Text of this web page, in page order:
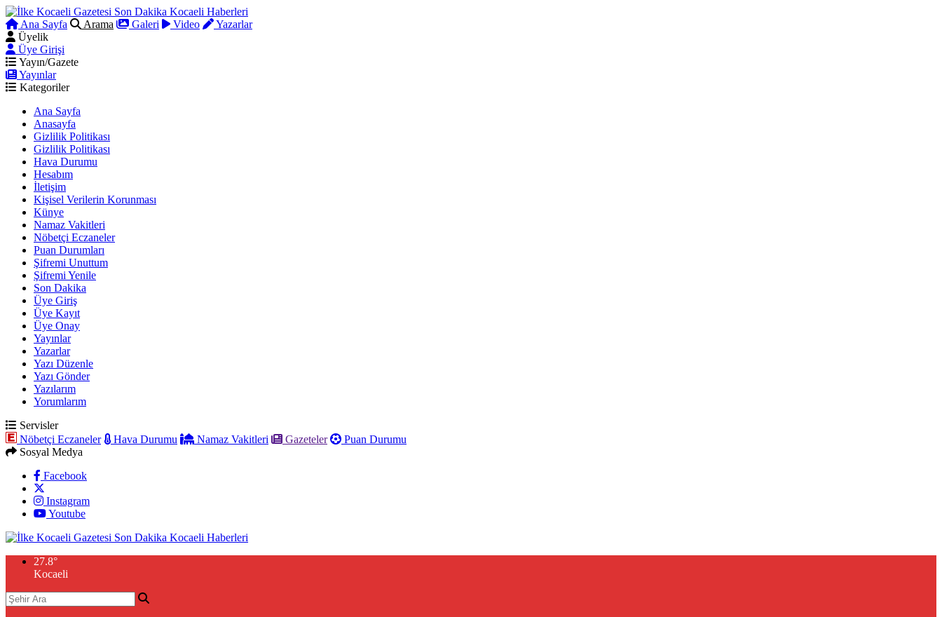
Ana Sayfa Arama Galeri Video
Yazarlar
Üyelik
Üye Girişi
Yayın/Gazete
Yayınlar
Kategoriler
Ana Sayfa
Anasayfa
Gizlilik Politikası
Gizlilik Politikası
Hava Durumu
Hesabım
İletişim
Kişisel Verilerin Korunması
Künye
Namaz Vakitleri
Nöbetçi Eczaneler
Puan Durumları
Şifremi Unuttum
Şifremi Yenile
Son Dakika
Üye Giriş
Üye Kayıt
Üye Onay
Yayınlar
Yazarlar
Yazı Düzenle
Yazı Gönder
Yazılarım
Yorumlarım
Servisler
Nöbetçi Eczaneler
Hava Durumu Namaz Vakitleri Gazeteler
Puan Durumu
Sosyal Medya
Facebook
Instagram
Youtube
27.8°
Kocaeli